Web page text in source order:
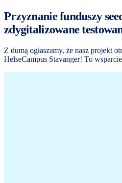
Przyznanie funduszy
zdygitalizowane
Z dumą ogłaszamy, że nasz projekt
HelseCampus Stavanger! To